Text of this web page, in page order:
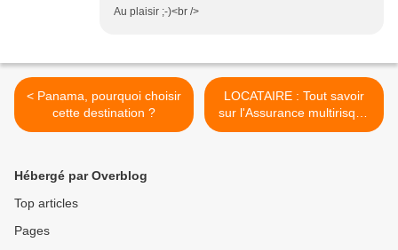
Au plaisir ;-)<br />
< Panama, pourquoi choisir
cette destination ?
LOCATAIRE : Tout savoir
sur l'Assurance multirisque
habitation. >
Hébergé par Overblog
Top articles
Pages